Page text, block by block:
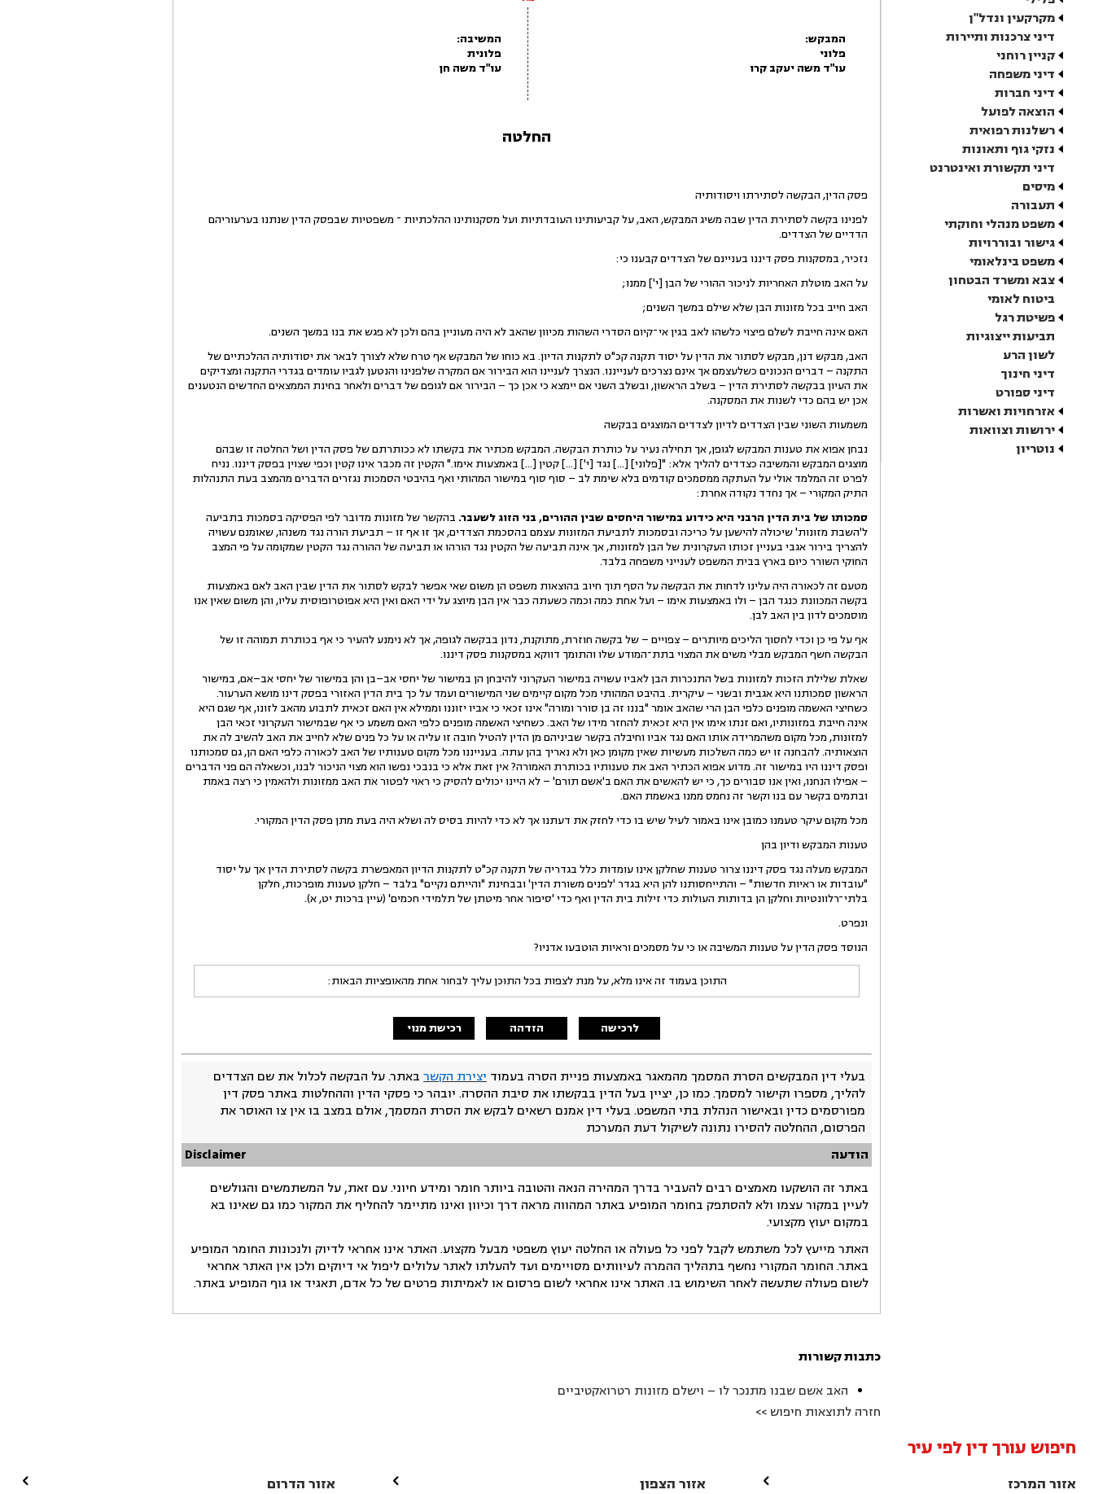
מקרקעין ונדל"ן
דיני צרכנות ותיירות
קניין רוחני
דיני משפחה
דיני חברות
הוצאה לפועל
רשלנות רפואית
נזקי גוף ותאונות
דיני תקשורת ואינטרנט
מיסים
תעבורה
משפט מנהלי וחוקתי
גישור ובוררויות
משפט בינלאומי
צבא ומשרד הבטחון
ביטוח לאומי
פשיטת רגל
תביעות ייצוגיות
לשון הרע
דיני חינוך
דיני ספורט
אזרחויות ואשרות
ירושות וצוואות
נוטריון
המבקש:
פלוני
עו"ד משה יעקב קרו
המשיבה:
פלונית
עו"ד משה חן
החלטה
פסק הדין, הבקשה לסתירתו ויסודותיה
לפנינו בקשה לסתירת הדין שבה משיג המבקש, האב, על קביעותינו העובדתיות ועל מסקנותינו ההלכתיות ־ משפטיות שבפסק הדין שנתנו בערעוריהם
הדדיים של הצדדים.
נזכיר, במסקנות פסק דיננו בעניינם של הצדדים קבענו כי:
על האב מוטלת האחריות לניכור ההורי של הבן [י'] ממנו;
האב חייב בכל מזונות הבן שלא שילם במשך השנים;
האם אינה חייבת לשלם פיצוי כלשהו לאב בגיןאי־קיום הסדרי השהות מכיוון שהאב לא היה מעוניין בהם ולכן לא פגש את בנו במשך השנים.
האב, מבקש דנן, מבקש לסתור את הדין על יסוד תקנה קכ"ט לתקנות הדיון. בא כוחו של המבקש אף טרח שלא לצורך לבאר את יסודותיה ההלכתיים של
התקנה – דברים הנכונים כשלעצמם אך אינם נצרכים לענייננו. הנצרך לעניינו הוא הבירור אם המקרה שלפנינו והנטען לגביו עומדים בגדרי התקנה ומצדיקים
את העיון בבקשה לסתירת הדין – בשלב הראשון, ובשלב השני אם יימצא כי אכן כך – הבירור אם לגופם של דברים ולאחר בחינת הממצאים החדשים הנטענים
אכן יש בהם כדי לשנות את המסקנה.
משמעות השוני שבין הצדדים לדיון לצדדים המוצגים בבקשה
נבחן אפוא את טענות המבקש לגופן, אך תחילה נעיר על כותרת הבקשה. המבקש מכתיר את בקשתו לא ככותרתם של פסק הדין ושל החלטה זו שבהם
מוצגים המבקש והמשיבה כצדדים להליך אלא: "[פלוני] [...] נגד [י'] [...] קטין [...] באמצעות אימו." הקטין זה מכבר אינו קטין וכפי שצוין בפסק דיננו. נניח
לפרט זה המלמד אולי על העתקה ממסמכים קודמים בלא שימת לב – סוף סוף במישור המהותי ואף בהיבטי הסמכות נגזרים הדברים מהמצב בעת התנהלות
התיק המקורי – אך נחדד נקודה אחרת:
סמכותו של בית הדין הרבני היא כידוע במישור היחסים שבין ההורים, בני הזוג לשעבר. בהקשר של מזונות מדובר לפי הפסיקה בסמכות בתביעה
ל'השבת מזונות' שיכולה להישען על כריכה ובסמכות לתביעת המזונות עצמם בהסכמת הצדדים, אך זו אף זו – תביעת הורה נגד משנהו, שאומנם עשויה
להצריך בירור אגבי בעניין זכותו העקרונית של הבן למזונות, אך אינה תביעה של הקטין נגד הורהו או תביעה של ההורה נגד הקטין שמקומה על פי המצב
החוקי השורר כיום בארץ בבית המשפט לענייני משפחה בלבד.
מטעם זה לכאורה היה עלינו לדחות את הבקשה על הסף תוך חיוב בהוצאות משפט הן משום שאי אפשר לבקש לסתור את הדין שבין האב לאם באמצעות
בקשה המכוונת כנגד הבן – ולו באמצעות אימו – ועל אחת כמה וכמה כשעתה כבר אין הבן מיוצג על ידי האם ואין היא אפוטרופוסית עליו, והן משום שאין אנו
מוסמכים לדון בין האב לבן.
אף על פי כן וכדי לחסוך הליכים מיותרים – צפויים – של בקשה חוזרת, מתוקנת, נדון בבקשה לגופה, אך לא נימנע להעיר כי אף בכותרת תמוהה זו של
הבקשה חשף המבקש מבלי משים את המצוי בתת־המודע שלו והתומך דווקא במסקנות פסק דיננו.
שאלת שלילת הזכות למזונות בשל התנכרות הבן לאביו עשויה במישור העקרוני להיבחן הן במישור של יחסי אב–בן והן במישור של יחסי אב–אם, במישור
הראשון סמכותנו היא אגבית ובשני – עיקרית. בהיבט המהותי מכל מקום קיימים שני המישורים ועמד על כך בית הדין האזורי בפסק דינו מושא הערעור.
כשחיצי האשמה מופנים כלפי הבן הרי שהאב אומר "בננו זה בן סורר ומורה" אינו זכאי כי אביו יזוננו וממילא אין האם זכאית לתבוע מהאב לזונו, אף שגם היא
אינה חייבת במזונותיו, ואם זנתו אימו אין היא זכאית להחזר מידו של האב. כשחיצי האשמה מופנים כלפי האם משמע כי אף שבמישור העקרוני זכאי הבן
למזונות, מכל מקום משהמרידה אותו האם נגד אביו וחיבלה בקשר שביניהם מן הדין להטיל חובה זו עליה או על כל פנים שלא לחייב את האב להשיב לה את
הוצאותיה. להבחנה זו יש כמה השלכות מעשיות שאין מקומן כאן ולא נאריך בהן עתה. בענייננו מכל מקום טענותיו של האב לכאורה כלפי האם הן, גם סמכותנו
ופסק דיננו היו במישור זה. מדוע אפוא הכתיר האב את טענותיו בכותרת האמורה? אין זאת אלא כי בנבכי נפשו הוא מצוי הניכור לבנו, וכשאלה הם פני הדברים
– אפילו הנחנו, ואין אנו סבורים כך, כי יש להאשים את האם ב'אשם תורם' – לא היינו יכולים להסיק כי ראוי לפטור את האב ממזונות ולהאמין כי רצה באמת
ובתמים בקשר עם בנו וקשר זה נחמס ממנו באשמת האם.
מכל מקום עיקר טעמנו כמובן אינו באמור לעיל שיש בו כדי לחזק את דעתנו אך לא כדי להיות בסיס לה ושלא היה בעת מתן פסק הדין המקורי.
טענות המבקש ודיון בהן
המבקש מעלה נגד פסק דיננו צרור טענות שחלקן אינו עומדות כלל בגדריה של תקנה קכ"ט לתקנות הדיון המאפשרת בקשה לסתירת הדין אך על יסוד
"עובדות או ראיות חדשות" – והתייחסותנו להן היא בגדר 'לפנים משורת הדין' ובבחינת "והייתם נקיים" בלבד – חלקן טענות מופרכות, חלקן
בלתי־רלוונטיות וחלקן הן בדותות העולות כדי זילות בית הדין ואף כדי 'סיפור אחר מיטתן של תלמידי חכמים' (עיין ברכות יט, א).
ונפרט.
הנוסד פסק הדין על טענות המשיבה או כי על מסמכים וראיות הוטבעו אדניו?
התוכן בעמוד זה אינו מלא, על מנת לצפות בכל התוכן עליך לבחור אחת מהאופציות הבאות:
לרכישה הזדהה רכישת מנוי
בעלי דין המבקשים הסרת המסמך מהמאגר באמצעות פניית הסרה בעמוד יצירת הקשר באתר. על הבקשה לכלול את שם הצדדים
להליך, מספרו וקישור למסמך. כמו כן, יציין בעל הדין בבקשתו את סיבת ההסרה. יובהר כי פסקי הדין וההחלטות באתר פסק דין
מפורסמים כדין ובאישור הנהלת בתי המשפט. בעלי דין אמנם רשאים לבקש את הסרת המסמך, אולם במצב בו אין צו האוסר את
הפרסום, ההחלטה להסירו נתונה לשיקול דעת המערכת
הודעה
Disclaimer
באתר זה הושקעו מאמצים רבים להעביר בדרך המהירה הנאה והטובה ביותר חומר ומידע חיוני. עם זאת, על המשתמשים והגולשים
לעיין במקור עצמו ולא להסתפק בחומר המופיע באתר המהווה מראה דרך וכיוון ואינו מתיימר להחליף את המקור כמו גם שאינו בא
במקום יעוץ מקצועי.
האתר מייעץ לכל משתמש לקבל לפני כל פעולה או החלטה יעוץ משפטי מבעל מקצוע. האתר אינו אחראי לדיוק ולנכונות החומר המופיע
באתר. החומר המקורי נחשף בתהליך ההמרה לעיוותים מסויימים ועד להעלתו לאתר עלולים ליפול אי דיוקים ולכן אין האתר אחראי
לשום פעולה שתעשה לאחר השימוש בו. האתר אינו אחראי לשום פרסום או לאמיתות פרטים של כל אדם, תאגיד או גוף המופיע באתר.
כתבות קשורות
האב אשם שבנו מתנכר לו – וישלם מזונות רטרואקטיביים
חזרה לתוצאות חיפוש >>
חיפוש עורך דין לפי עיר
אזור המרכז  אזור הצפון  אזור הדרום 